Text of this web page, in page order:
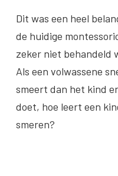
Dit was een heel
de huidige
zeker niet behandeld
Als een volwassene
smeert dan het kind
doet, hoe leert een
smeren?